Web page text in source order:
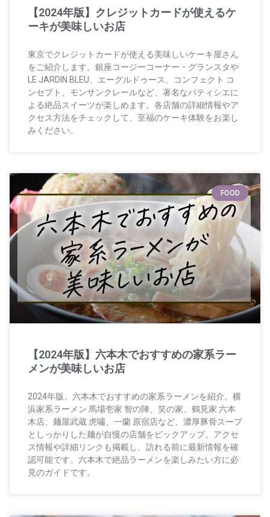
【2024年版】クレジットカードが使えるケ
ーキが美味しいお店
東京でクレジットカードが使える美味しいケーキ屋さん
をご紹介します。銀座コージーコーナー・グランスタや
LE JARDIN BLEU、エーグルドゥース、コンフェクト コ
ンセプト、モンサンクレールなど、著名なパティシエに
よる絶品スイーツが楽しめます。各店舗の詳細情報やア
クセス方法をチェックして、至福のケーキ体験をお楽し
みください。
FOOD
【2024年版】六本木でおすすめの家系ラー
メンが美味しいお店
2024年版、六本木でおすすめの家系ラーメンを紹介。横
浜家系ラーメン 馬場壱家 智の陣、笑の家、鶴見家 六本
木店、麺屋武蔵 虎嘯、一蘭 原宿店など、濃厚豚骨スープ
としっかりした麺が自慢の店舗をピックアップ。アクセ
ス情報や詳細リンクも掲載し、訪れる前に最新情報を確
認可能です。六本木で絶品ラーメンを楽しみたい方に必
見のガイドです。